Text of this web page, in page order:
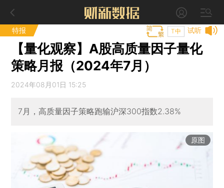
特报 试听
T中
【量化观察】A股高质量因子量化
策略月报（2024年7月）
2024年08月01日 15:25
7月，高质量因子策略跑输沪深300指数2.38%
原图